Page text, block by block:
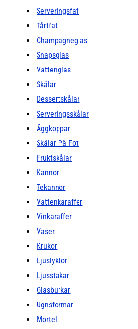
Serveringsfat
Tårtfat
Champagneglas
Snapsglas
Vattenglas
Skålar
Dessertskålar
Serveringsskålar
Äggkoppar
Skålar På Fot
Fruktskålar
Kannor
Tekannor
Vattenkaraffer
Vinkaraffer
Vaser
Krukor
Ljuslyktor
Ljusstakar
Glasburkar
Ugnsformar
Mortel